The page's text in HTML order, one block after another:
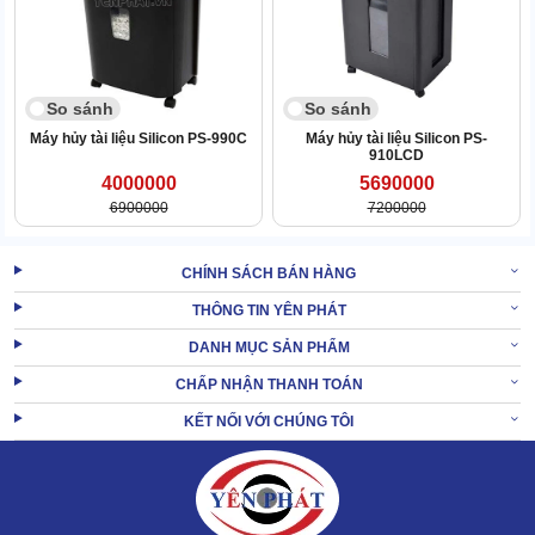
Máy hủy tài liệu công nghiệpsở hữu công suất hủy mạnh mẽ
850W, đáp ứng nhu cầu làm việc liên tục 24/24. Người dùng thể xử
lý cùng lúc 1000 tờ/lần, thời gian hủy mỗi lần là 15 phút.
Kết hợp với hệ thống bơm dầu tự động, bạn sẽ không phải lo lắng
vấn đề động cơ bị nóng suốt thời gian vận hành.
1.4 Không ồn, vận hành mượt mà, bền bỉ
So sánh
Máy hủy tài liệu Silicon PS-990C
4000000
6900000
So sánh
Máy hủy tài liệu Silicon PS-
910LCD
5690000
7200000
CHÍNH SÁCH BÁN HÀNG
THÔNG TIN YÊN PHÁT
DANH MỤC SẢN PHẨM
CHẤP NHẬN THANH TOÁN
KẾT NỐI VỚI CHÚNG TÔI